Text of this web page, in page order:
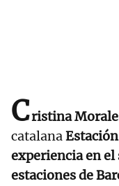
Cristina
catalana
experiencia en el
estaciones de